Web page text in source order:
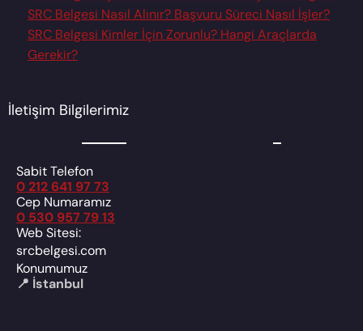
SRC Belgesi Nasıl Alınır? Başvuru Süreci Nasıl İşler?
SRC Belgesi Kimler İçin Zorunlu? Hangi Araçlarda
Gerekir?
İletişim Bilgilerimiz
Sabit Telefon
0 212 641 97 73
Cep Numaramız
0 530 957 79 13
Web Sitesi:
srcbelgesi.com
Konumumuz
📍 İstanbul